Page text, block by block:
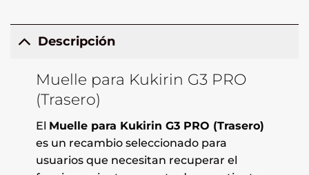
Descripción
Muelle para Kukirin G3 PRO
(Trasero)
El Muelle para Kukirin G3 PRO (Trasero)
es un recambio seleccionado para
usuarios que necesitan recuperar el